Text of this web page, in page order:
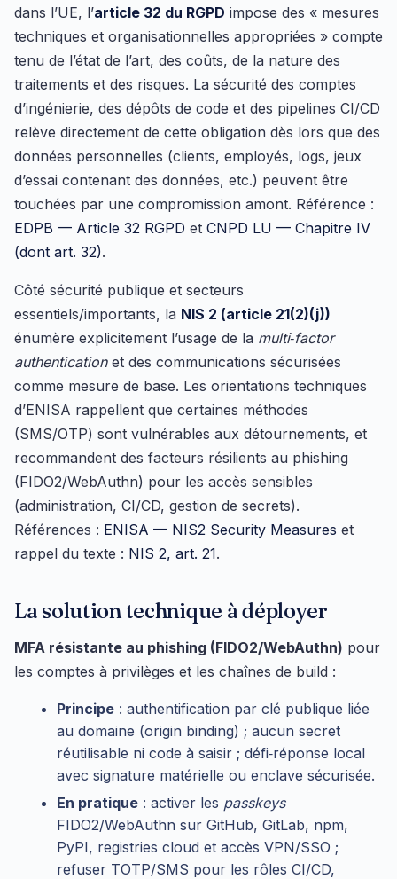
dans l’UE, l’article 32 du RGPD impose des « mesures
techniques et organisationnelles appropriées » compte
tenu de l’état de l’art, des coûts, de la nature des
traitements et des risques. La sécurité des comptes
d’ingénierie, des dépôts de code et des pipelines CI/CD
relève directement de cette obligation dès lors que des
données personnelles (clients, employés, logs, jeux
d’essai contenant des données, etc.) peuvent être
touchées par une compromission amont. Référence :
EDPB — Article 32 RGPD et CNPD LU — Chapitre IV
(dont art. 32).
Côté sécurité publique et secteurs
essentiels/importants, la NIS 2 (article 21(2)(j))
énumère explicitement l’usage de la multi‑factor
authenticationet des communications sécurisées
comme mesure de base. Les orientations techniques
d’ENISA rappellent que certaines méthodes
(SMS/OTP) sont vulnérables aux détournements, et
recommandent des facteurs résilients au phishing
(FIDO2/WebAuthn) pour les accès sensibles
(administration, CI/CD, gestion de secrets).
Références : ENISA — NIS2 Security Measures et
rappel du texte : NIS 2, art. 21.
La solution technique à déployer
MFA résistante au phishing (FIDO2/WebAuthn) pour
les comptes à privilèges et les chaînes de build :
Principe : authentification par clé publique liée
au domaine (origin binding) ; aucun secret
réutilisable ni code à saisir ; défi‑réponse local
avec signature matérielle ou enclave sécurisée.
En pratique : activer les passkeys
FIDO2/WebAuthn sur GitHub, GitLab, npm,
PyPI, registries cloud et accès VPN/SSO ;
refuser TOTP/SMS pour les rôles CI/CD,